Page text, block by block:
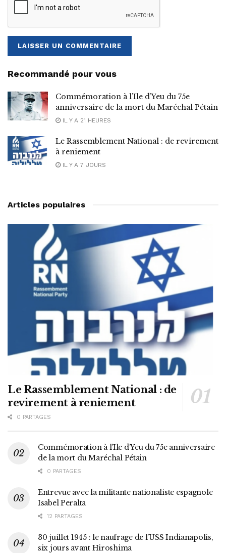
Recommandé pour vous
Commémoration à l’Ile d’Yeu du 75e
anniversaire de la mort du Maréchal Pétain
IL Y A 21 HEURES
Le Rassemblement National : de revirement
à reniement
IL Y A 7 JOURS
Articles populaires
Le Rassemblement National : de
revirement à reniement
0 PARTAGES
Commémoration à l’Ile d’Yeu du 75e anniversaire
de la mort du Maréchal Pétain
0 PARTAGES
Entrevue avec la militante nationaliste espagnole
Isabel Peralta
12 PARTAGES
30 juillet 1945 : le naufrage de l’USS Indianapolis,
six jours avant Hiroshima